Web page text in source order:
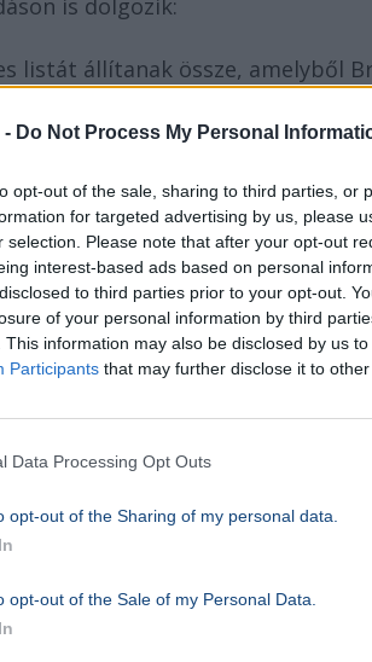
- Do Not Process My Personal
opt-out of the sale, sharing to third parties, or
for targeted advertising by us, please
selection. Please note that after your opt-out
interest-based ads based on personal
to third parties prior to your opt-out.
of your personal information by third
This information may also be disclosed by us
Participants that may further disclose it to other
Data Processing Opt Outs
opt-out of the Sharing of my personal data.
opt-out of the Sale of my Personal Data.
is dolgozik:
listát állítanak össze, amelyből
büdzséből megvalósult
beleillenek a digitális és zöld
nagy projektek, mint a HÉV-
külön szervezetet hoznának
de felejtsék el a hitelt” – a
magyar delegáció egyelőre nem